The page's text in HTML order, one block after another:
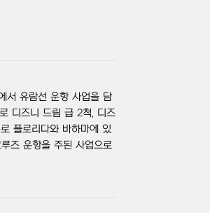
서 유람선 운항 사업을 담
디즈니 드림 급 2척, 디즈
플로리다와 바하마에 있
즈 운항을 주된 사업으로